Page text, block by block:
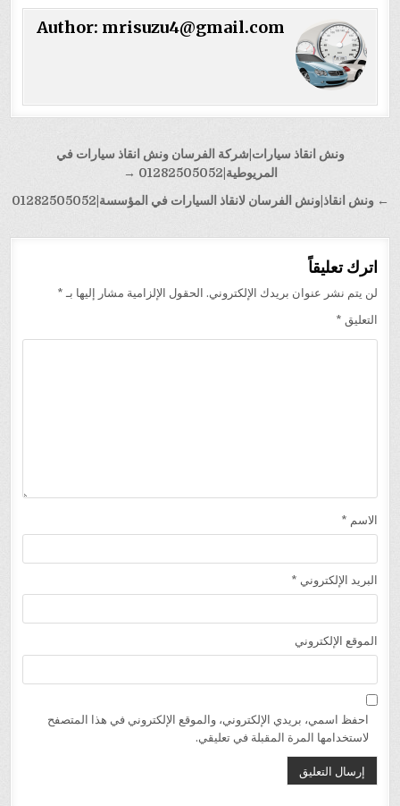
Author: mrisuzu4@gmail.com
تصفّحونش انقاذ سيارات|شركة الفرسان ونش انقاذ سيارات في
المريوطية|01282505052 →
← ونش انقاذ|ونش الفرسان لانقاذ السيارات في المؤسسة|01282505052
اترك تعليقاً
لن يتم نشر عنوان بريدك الإلكتروني. الحقول الإلزامية مشار إليها بـ *
التعليق *
الاسم *
البريد الإلكتروني *
الموقع الإلكتروني
احفظ اسمي، بريدي الإلكتروني، والموقع الإلكتروني في هذا المتصفح
لاستخدامها المرة المقبلة في تعليقي.